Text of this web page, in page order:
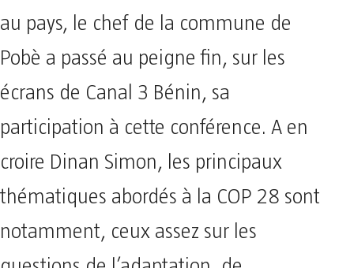
au pays, le chef de la commune de
Pobè a passé au peigne fin, sur les
écrans de Canal 3 Bénin, sa
participation à cette conférence. A en
croire Dinan Simon, les principaux
thématiques abordés à la COP 28 sont
notamment, ceux assez sur les